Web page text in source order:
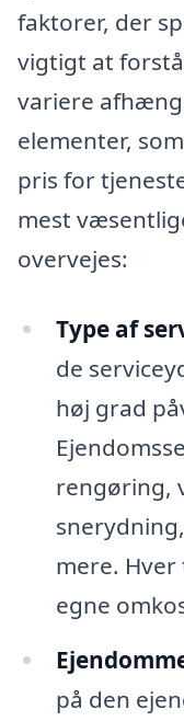
faktorer, der
vigtigt at
variere
elementer,
pris for
mest
overvejes:
Type af
de
høj grad
rengøring,
mere. Hver
egne
på den